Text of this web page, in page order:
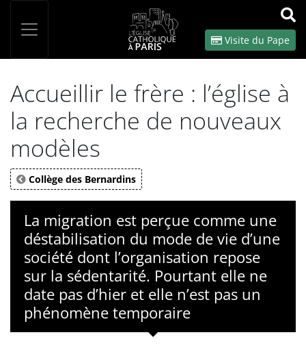
OK
Visite du Pape
Accueillir le frère : l’église à
la recherche de nouveaux
modèles
Collège des Bernardins
La migration est perçue comme une
déstabilisation du mode de vie d’une
société dont l’organisation repose
sur la sédentarité. Pourtant elle ne
date pas d’hier et elle n’est pas un
phénomène temporaire
Panneau de gestion des cookies